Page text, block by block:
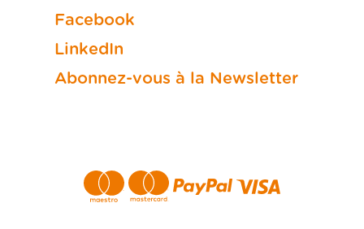
Facebook
LinkedIn
Abonnez-vous à la Newsletter
Moyens de paiement